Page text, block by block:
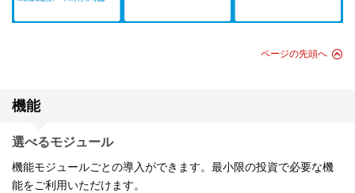
ページの先頭へ
機能
選べるモジュール
機能モジュールごとの導入ができます。最小限の投資で必要な機
能をご利用いただけます。